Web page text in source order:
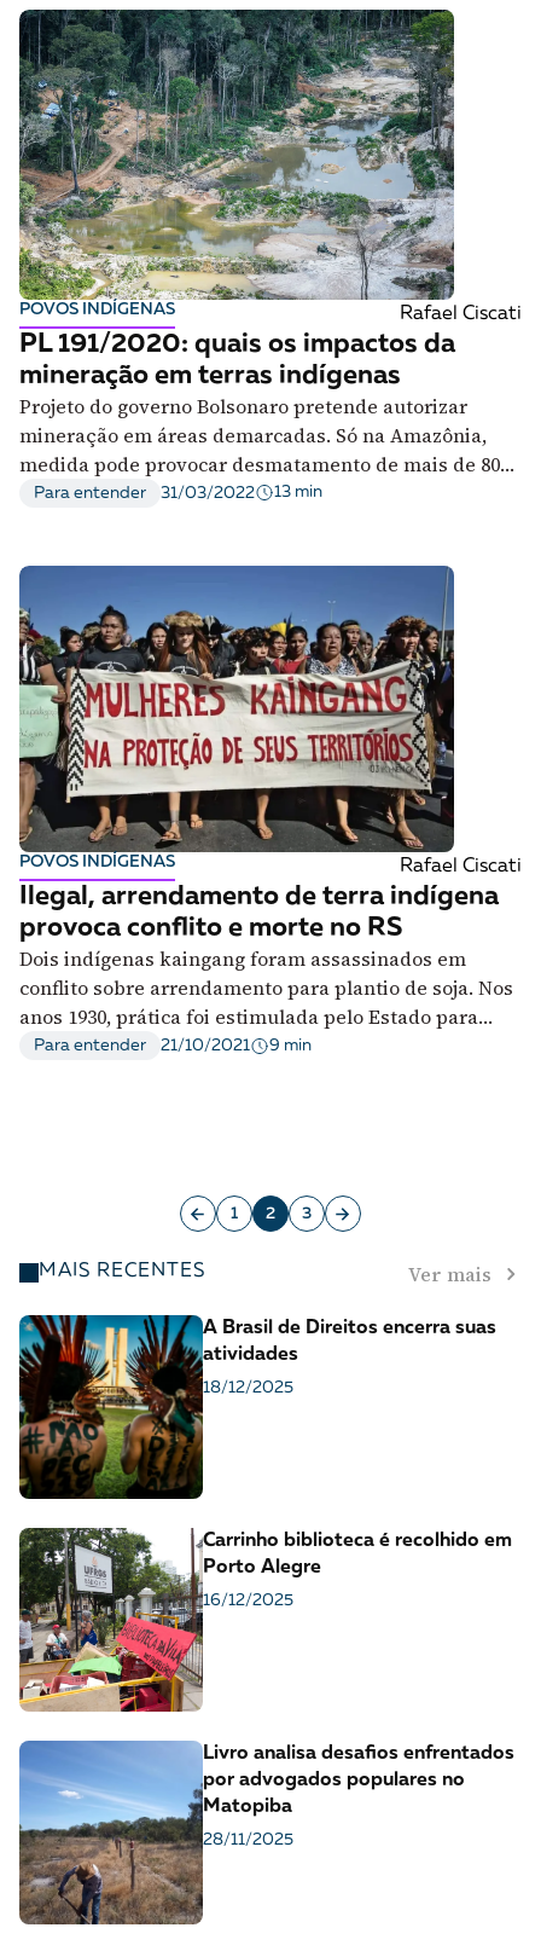
POVOS INDÍGENAS Rafael Ciscati
PL 191/2020: quais os impactos da
mineração em terras indígenas
Projeto do governo Bolsonaro pretende autorizar
mineração em áreas demarcadas. Só na Amazônia,
medida pode provocar desmatamento de mais de 800
mil km2 de floresta, diz estudo
Para entender 31/03/2022 13 min
POVOS INDÍGENAS Rafael Ciscati
Ilegal, arrendamento de terra indígena
provoca conflito e morte no RS
Dois indígenas kaingang foram assassinados em
conflito sobre arrendamento para plantio de soja. Nos
anos 1930, prática foi estimulada pelo Estado para
branquear população
Para entender 21/10/2021 9 min
MAIS RECENTES Ver mais
A Brasil de Direitos encerra suas
atividades
18/12/2025
Carrinho biblioteca é recolhido em
Porto Alegre
16/12/2025
Livro analisa desafios enfrentados
por advogados populares no
Matopiba
28/11/2025
1 2 3